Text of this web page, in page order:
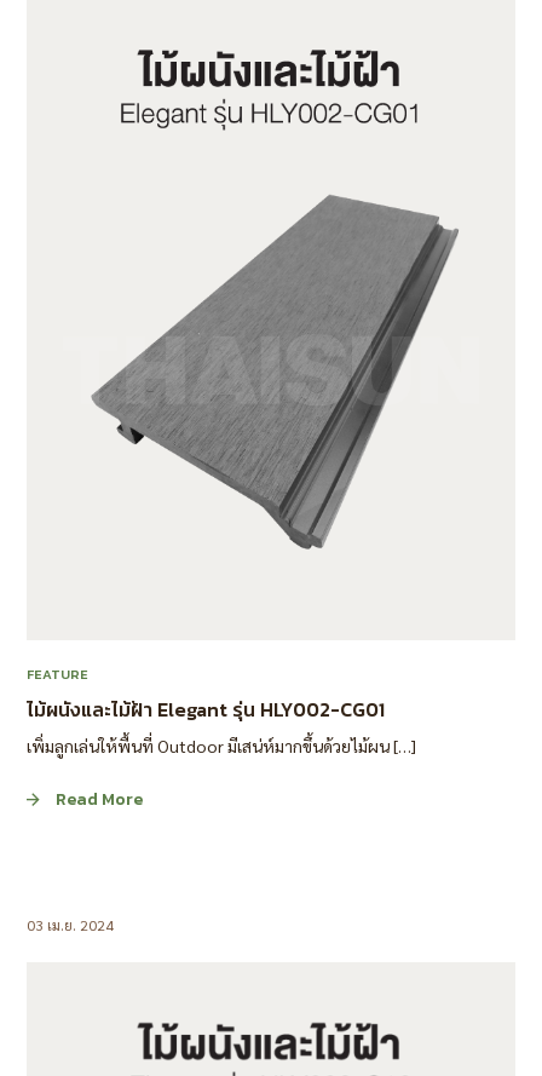
FEATURE
ไม้ผนังและไม้ฝ้า Elegant รุ่น HLY002-CG01
เพิ่มลูกเล่นให้พื้นที่ Outdoor มีเสน่ห์มากขึ้นด้วยไม้ผน […]
Read More
03 เม.ย. 2024